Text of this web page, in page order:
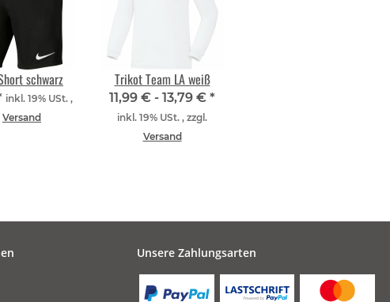
schwarz
inkl. 19% USt. ,
Versand
Trikot Team LA weiß
11,99 € - 13,79 € *
inkl. 19% USt. , zzgl.
Versand
Unsere Zahlungsarten